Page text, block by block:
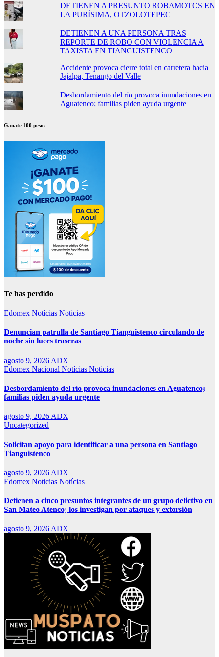
DETIENEN A PRESUNTO ROBAMOTOS EN
LA PURÍSIMA, OTZOLOTEPEC
DETIENEN A UNA PERSONA TRAS
REPORTE DE ROBO CON VIOLENCIA A
TAXISTA EN TIANGUISTENCO
Accidente provoca cierre total en carretera hacia
Jajalpa, Tenango del Valle
Desbordamiento del río provoca inundaciones en
Aguatenco; familias piden ayuda urgente
Ganate 100 pesos
Te has perdido
Edomex Notícias Noticias
Denuncian patrulla de Santiago Tianguistenco circulando de
noche sin luces traseras
agosto 9, 2026 ADX
Edomex Nacional Notícias Noticias
Desbordamiento del río provoca inundaciones en Aguatenco;
familias piden ayuda urgente
agosto 9, 2026 ADX
Uncategorized
Solicitan apoyo para identificar a una persona en Santiago
Tianguistenco
agosto 9, 2026 ADX
Edomex Noticias Notícias
Detienen a cinco presuntos integrantes de un grupo delictivo en
San Mateo Atenco; los investigan por ataques y extorsión
agosto 9, 2026 ADX